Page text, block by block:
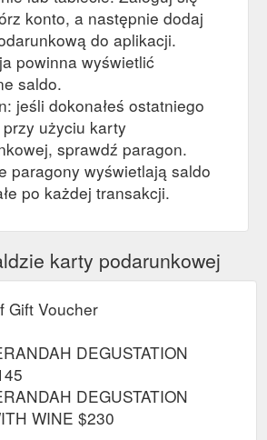
konto, a następnie dodaj
do aplikacji.
powinna wyświetlić
saldo.
jeśli dokonałeś ostatniego
użyciu karty
sprawdź paragon.
paragony wyświetlają saldo
po każdej transakcji.
karty podarunkowej
Gift Voucher
DEGUSTATION
DEGUSTATION
WINE $230